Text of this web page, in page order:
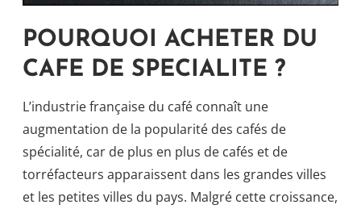
POURQUOI ACHETER DU
CAFE DE SPECIALITE ?
L’industrie française du café connaît une
augmentation de la popularité des cafés de
spécialité, car de plus en plus de cafés et de
torréfacteurs apparaissent dans les grandes villes
et les petites villes du pays. Malgré cette croissance,